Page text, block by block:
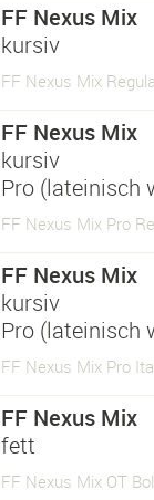
FF Nexus Mix
kursiv
FF Nexus Mix
FF Nexus Mix
kursiv
Pro (lateinisch
FF Nexus Mix Pro
FF Nexus Mix
kursiv
Pro (lateinisch
FF Nexus Mix Pro
FF Nexus Mix
fett
FF Nexus Mix OT